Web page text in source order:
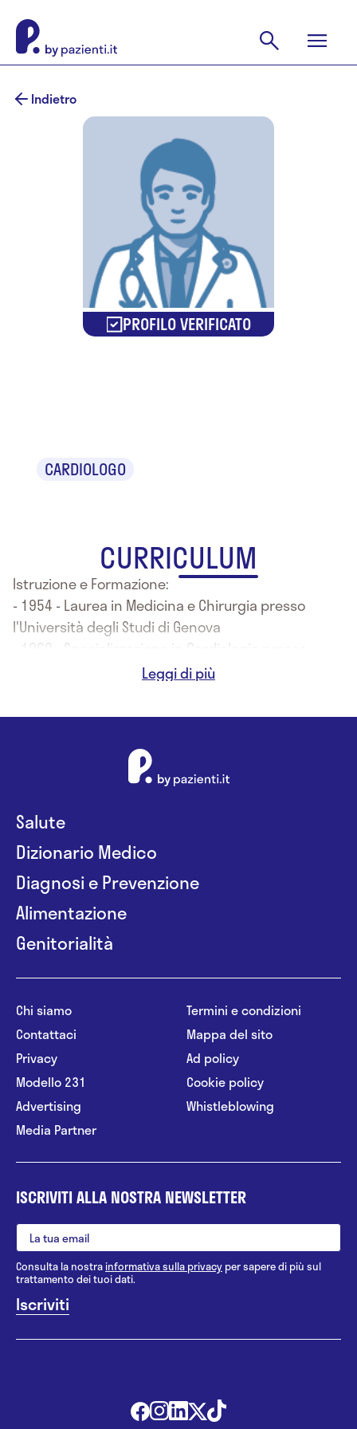
Indietro
PROFILO VERIFICATO
CARDIOLOGO
CURRICULUM
Istruzione e Formazione:
- 1954 - Laurea in Medicina e Chirurgia presso
l'Università degli Studi di Genova
- 1969 - Specializzazione in Cardiologia presso
l'Università degli Studi di Torino
Salute
Dizionario Medico
Diagnosi e Prevenzione
Alimentazione
Genitorialità
Chi siamo
Contattaci
Privacy
Modello 231
Advertising
Media Partner
Termini e condizioni
Mappa del sito
Ad policy
Cookie policy
Whistleblowing
ISCRIVITI ALLA NOSTRA NEWSLETTER
Consulta la nostrainformativa sulla privacy per sapere di più sul
trattamento dei tuoi dati.